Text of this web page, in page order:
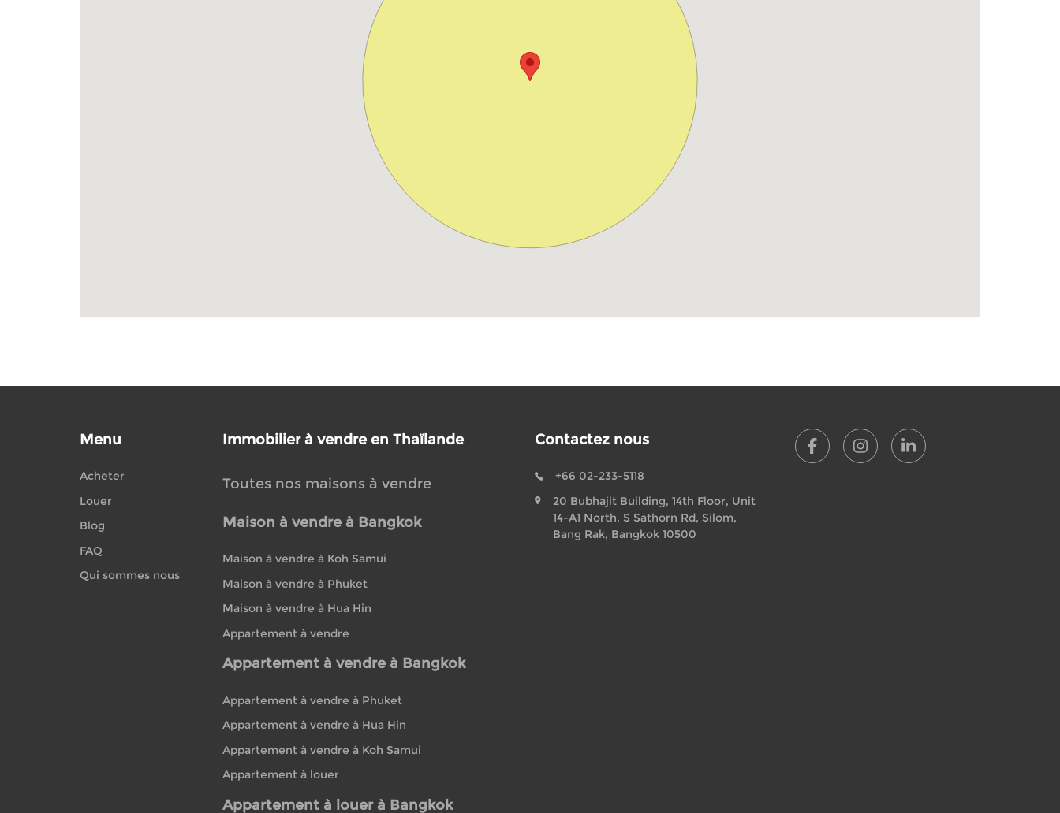
Menu
Acheter
Louer
Blog
FAQ
Qui sommes nous
Immobilier à vendre en Thaïlande
Toutes nos maisons à vendre
Maison à vendre à Bangkok
Maison à vendre à Koh Samui
Maison à vendre à Phuket
Maison à vendre à Hua Hin
Appartement à vendre
Appartement à vendre à Bangkok
Appartement à vendre à Phuket
Appartement à vendre à Hua Hin
Appartement à vendre à Koh Samui
Appartement à louer
Appartement à louer à Bangkok
Contactez nous
+66 02-233-5118
20 Bubhajit Building, 14th Floor, Unit
14-A1 North, S Sathorn Rd, Silom,
Bang Rak, Bangkok 10500